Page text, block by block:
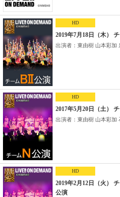
HD
2019年7月18日（木）
出演者：東由樹 山本彩加
HD
2017年5月20日（土）
出演者：東由樹 山本彩加
HD
2019年2月12日（火）
公演